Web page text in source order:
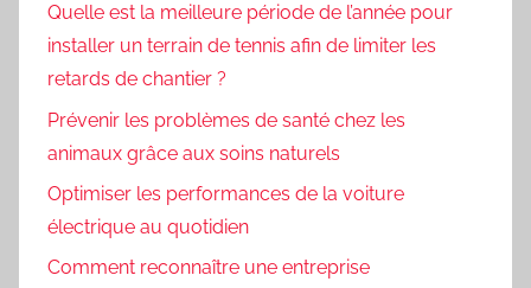
Quelle est la meilleure période de l’année pour
installer un terrain de tennis afin de limiter les
retards de chantier ?
Prévenir les problèmes de santé chez les
animaux grâce aux soins naturels
Optimiser les performances de la voiture
électrique au quotidien
Comment reconnaître une entreprise